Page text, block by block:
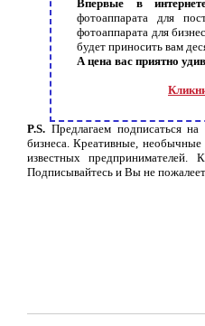
Впервые в
фотоаппарата для
фотоаппарата для
будет приносить вам
А цена вас приятно
P.S. Предлагаем подписаться
бизнеса. Креативные,
известных
Подписывайтесь и Вы не